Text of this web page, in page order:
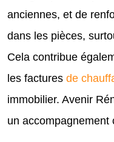
anciennes, et de
dans les pièces,
Cela contribue
les factures de
immobilier. Avenir
un accompagnement